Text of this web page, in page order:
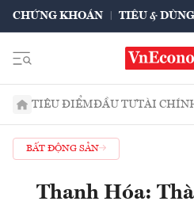
CHỨNG KHOÁN TIÊU & DÙNG
TIÊU ĐIỂMĐẦU TƯTÀI
BẤT ĐỘNG SẢN
Thanh Hóa: